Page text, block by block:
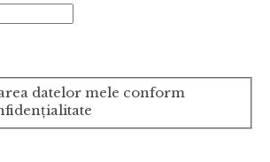
datelor mele conform